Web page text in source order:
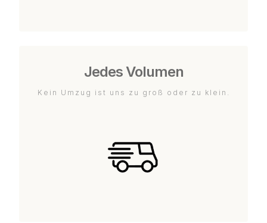
Jedes Volumen
Kein Umzug ist uns zu groß oder zu klein.